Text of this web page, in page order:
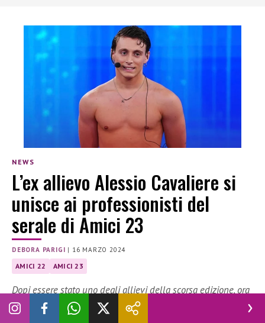
NEWS
L’ex allievo Alessio Cavaliere si
unisce ai professionisti del
serale di Amici 23
DEBORA PARIGI | 16 MARZO 2024
AMICI 22 AMICI 23
Dopi essere stato uno degli allievi della scorsa edizione, ora
Alessio Cavaliere è diventato professionista per il Serale di
Amici 23